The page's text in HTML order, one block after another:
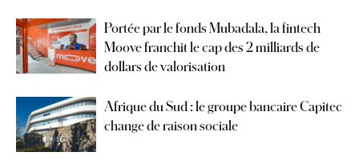
Portée par le fonds Mubadala, la fintech
Moove franchit le cap des 2 milliards de
dollars de valorisation
Afrique du Sud : le groupe bancaire Capitec
change de raison sociale